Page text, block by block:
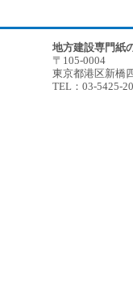
地方建設専門紙
〒105-0004
東京都港区新橋
TEL：03-5425-